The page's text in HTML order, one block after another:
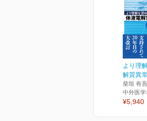
より理
解質異
柴垣 有
中外医学
¥5,940